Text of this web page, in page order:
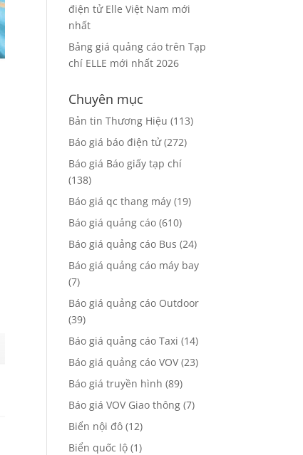
điện tử Elle Việt Nam mới
nhất
Bảng giá quảng cáo trên Tạp
chí ELLE mới nhất 2026
Chuyên mục
Bản tin Thương Hiệu (113)
Báo giá báo điện tử(272)
Báo giá Báo giấy tạp chí
(138)
Báo giá qc thang máy (19)
Báo giá quảng cáo (610)
Báo giá quảng cáo Bus (24)
Báo giá quảng cáo máy bay
(7)
Báo giá quảng cáo Outdoor
(39)
Báo giá quảng cáo Taxi (14)
Báo giá quảng cáo VOV(23)
Báo giá truyền hình (89)
Báo giá VOV Giao thông (7)
Biển nội đô (12)
Biển quốc lộ (1)